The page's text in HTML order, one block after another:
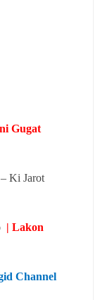
Gugat
Ki Jarot
| Lakon
Channel